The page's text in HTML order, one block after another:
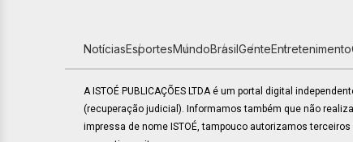
NotíciasEsportesMundoBrasilGenteEntretenimento
A ISTOÉ PUBLICAÇÕES LTDA é um portal digital
(recuperação judicial). Informamos também que não
impressa de nome ISTOÉ, tampouco autorizamos